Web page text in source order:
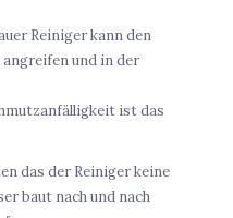
Reiniger kann den
und in der
ist das
das der Reiniger keine
baut nach und nach